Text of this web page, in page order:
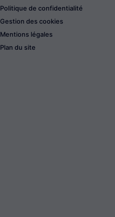
Politique de confidentialité
Gestion des cookies
Mentions légales
Plan du site